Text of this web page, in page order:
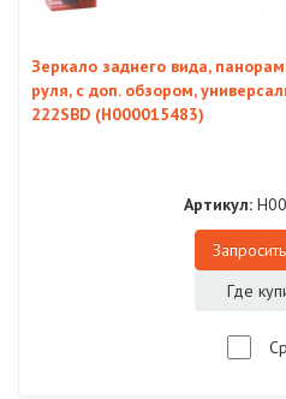
Зеркало заднего вида,
руля, с доп. обзором,
222SBD (H000015483)
Артикул:
Где